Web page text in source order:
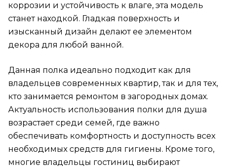
коррозии и устойчивость к влаге, эта модель
станет находкой. Гладкая поверхность и
изысканный дизайн делают ее элементом
декора для любой ванной.
Данная полка идеально подходит как для
владельцев современных квартир, так и для тех,
кто занимается ремонтом в загородных домах.
Актуальность использования полки для душа
возрастает среди семей, где важно
обеспечивать комфортность и доступность всех
необходимых средств для гигиены. Кроме того,
многие владельцы гостиниц выбирают